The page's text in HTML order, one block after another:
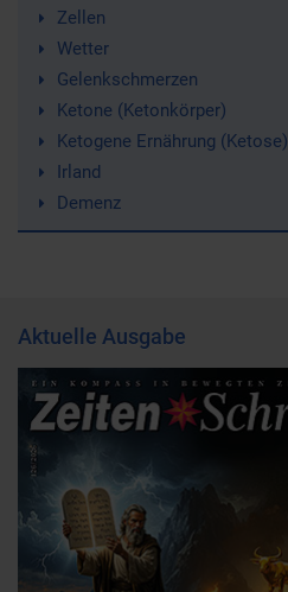
Zellen
Wetter
Gelenkschmerzen
Ketone (Ketonkörper)
Ketogene Ernährung (Ketose)
Irland
Demenz
Aktuelle Ausgabe